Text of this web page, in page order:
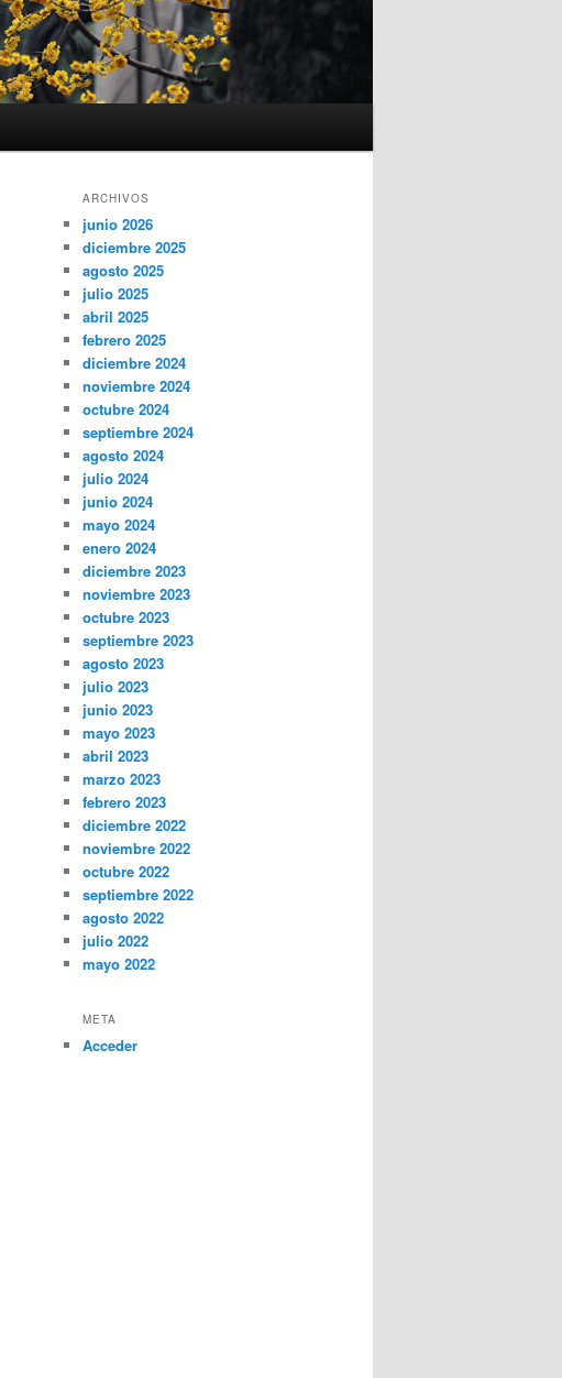
ARCHIVOS
junio 2026
diciembre 2025
agosto 2025
julio 2025
abril 2025
febrero 2025
diciembre 2024
noviembre 2024
octubre 2024
septiembre 2024
agosto 2024
julio 2024
junio 2024
mayo 2024
enero 2024
diciembre 2023
noviembre 2023
octubre 2023
septiembre 2023
agosto 2023
julio 2023
junio 2023
mayo 2023
abril 2023
marzo 2023
febrero 2023
diciembre 2022
noviembre 2022
octubre 2022
septiembre 2022
agosto 2022
julio 2022
mayo 2022
META
Acceder